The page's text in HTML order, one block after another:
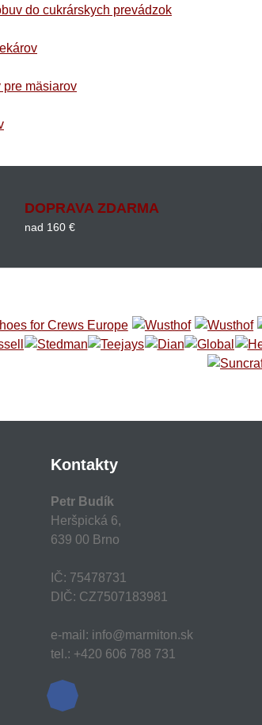
do cukrárskych prevádzok
pre mäsiarov
DOPRAVA ZDARMA
nad 160 €
Kontakty
Petr Budík
Heršpická 6,
639 00 Brno
IČ: 75478731
DIČ: CZ7507183981
e-mail: info@marmiton.sk
tel.: +420 606 788 731